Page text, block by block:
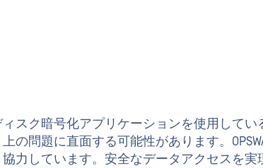
スク暗号化アプリケーションを使用して
問題に直面する可能性があります。
力しています。安全なデータアクセスを